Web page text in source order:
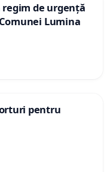
de urgență
Lumina
pentru